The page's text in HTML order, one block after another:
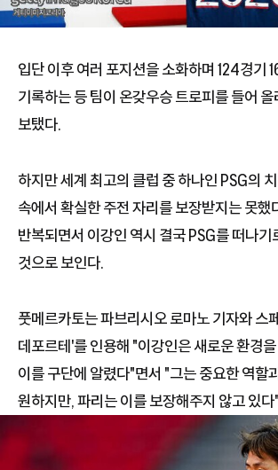
입단 이후 여러 포지션을 소화하며 124경기
기록하는 등 팀이 온갖우승 트로피를 들어 올
보탰다.
하지만 세계 최고의 클럽 중 하나인 PSG의
속에서 확실한 주전 자리를 보장받지는 못했
반복되면서 이강인 역시 결국 PSG를 떠나기
것으로 보인다.
풋메르카토는 파브리시오 로마노 기자와 스
데포르테'를 인용해 "이강인은 새로운 환경을
이를 구단에 알렸다"면서 "그는 중요한 역할
원하지만, 파리는 이를 보장해주지 않고 있다